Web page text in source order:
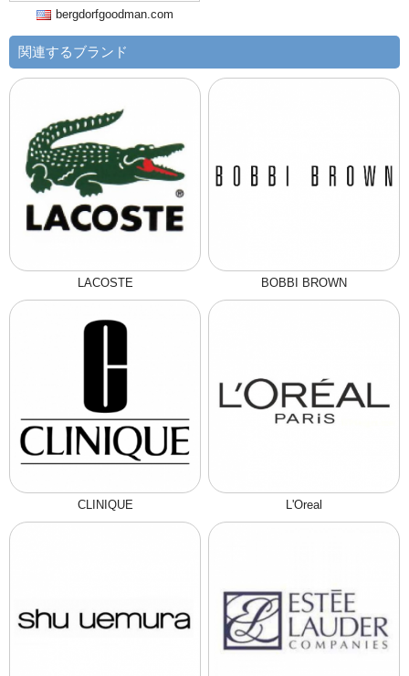
bergdorfgoodman.com
関連するブランド
LACOSTE BOBBI BROWN
CLINIQUE L'Oreal